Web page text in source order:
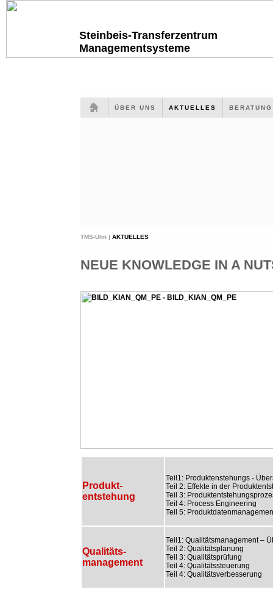
Steinbeis-Transferzentrum
Managementsysteme
ÜBER UNS AKTUELLES
TMS-Ulm | AKTUELLES
NEUE KNOWLEDGE IN A
Produkt-
entstehung
Teil1: Produktenstehungs -
Teil 2: Effekte in der
Teil 3:
Teil 4: Process Engineering
Teil 5:
Qualitäts-
management
Teil1: Qualitätsmanagement –
Teil 2: Qualitätsplanung
Teil 3: Qualitätsprüfung
Teil 4: Qualitätssteuerung
Teil 4: Qualitätsverbesserung